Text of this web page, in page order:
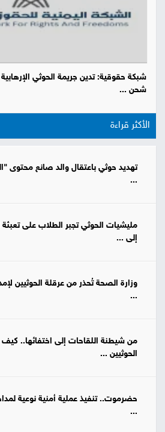
شبكة حقوقية: تدين جريمة الحوثي
شحن ...
الأكثر قراءة
تهديد حوثي باعتقال والد صانع محتوى
...
مليشيات الحوثي تجبر الطلاب على
إلى ...
وزارة الصحة تُحذر من عرقلة الحوثيين
...
من شيطنة اللقاحات إلى اختفائها..
الحوثيين ...
حضرموت.. تنفيذ عملية أمنية نوعية
...